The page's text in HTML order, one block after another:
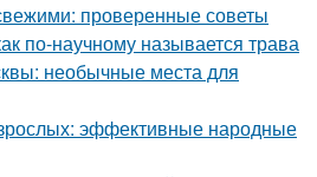
проверенные советы
по-научному называется трава
необычные места для
эффективные народные